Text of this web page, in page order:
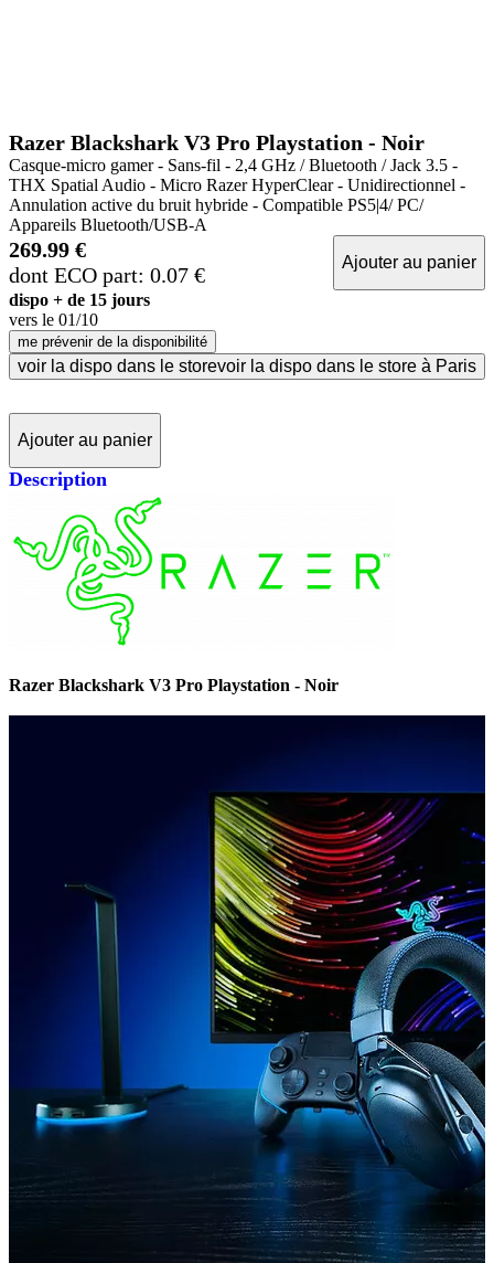
Razer Blackshark V3 Pro Playstation - Noir
Casque-micro gamer - Sans-fil - 2,4 GHz / Bluetooth / Jack 3.5 -
THX Spatial Audio - Micro Razer HyperClear - Unidirectionnel -
Annulation active du bruit hybride - Compatible PS5|4/ PC/
Appareils Bluetooth/USB-A
269.99 €
dont ECO part: 0.07 €
Ajouter au panier
dispo + de 15 jours
vers le 01/10
me prévenir de la disponibilité
voir la dispo dans le storevoir la dispo dans le store à Paris
Ajouter au panier
Description
Razer Blackshark V3 Pro Playstation - Noir